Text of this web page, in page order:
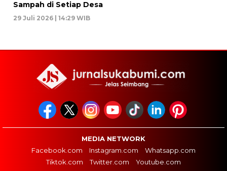
Sampah di Setiap Desa
29 Juli 2026 | 14:29 WIB
MEDIA NETWORK
Facebook.com
Instagram.com
Whatsapp.com
Tiktok.com
Twitter.com Youtube.com